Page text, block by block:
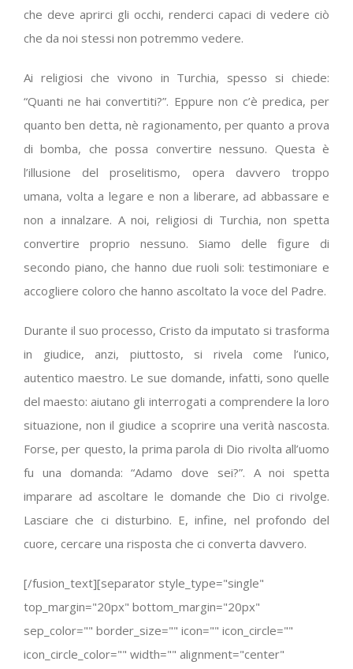
che deve aprirci gli occhi, renderci capaci di vedere ciò
che da noi stessi non potremmo vedere.
Ai religiosi che vivono in Turchia, spesso si chiede:
“Quanti ne hai convertiti?”. Eppure non c’è predica, per
quanto ben detta, nè ragionamento, per quanto a prova
di bomba, che possa convertire nessuno. Questa è
l’illusione del proselitismo, opera davvero troppo
umana, volta a legare e non a liberare, ad abbassare e
non a innalzare. A noi, religiosi di Turchia, non spetta
convertire proprio nessuno. Siamo delle figure di
secondo piano, che hanno due ruoli soli: testimoniare e
accogliere coloro che hanno ascoltato la voce del Padre.
Durante il suo processo, Cristo da imputato si trasforma
in giudice, anzi, piuttosto, si rivela come l’unico,
autentico maestro. Le sue domande, infatti, sono quelle
del maesto: aiutano gli interrogati a comprendere la loro
situazione, non il giudice a scoprire una verità nascosta.
Forse, per questo, la prima parola di Dio rivolta all’uomo
fu una domanda: “Adamo dove sei?”. A noi spetta
imparare ad ascoltare le domande che Dio ci rivolge.
Lasciare che ci disturbino. E, infine, nel profondo del
cuore, cercare una risposta che ci converta davvero.
[/fusion_text][separator style_type="single"
top_margin="20px" bottom_margin="20px"
sep_color="" border_size="" icon="" icon_circle=""
icon_circle_color="" width="" alignment="center"